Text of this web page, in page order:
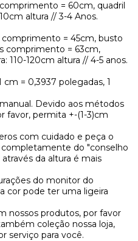
= 60cm, quadril
altura // 3-4 Anos.
comprimento = 45cm, busto
comprimento = 63cm,
110-120cm altura // 4-5 anos.
cm = 0,3937 polegadas, 1
Devido aos métodos
favor, permita +-(1-3)cm
com cuidado e peça o
do "conselho
da altura é mais
do monitor do
cor pode ter uma ligeira
nossos produtos, por favor
coleção nossa loja,
serviço para você.